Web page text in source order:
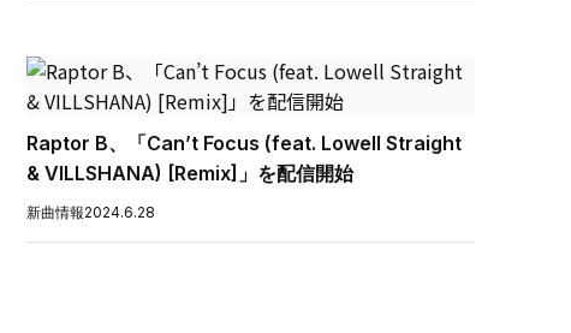
Raptor B、「Can’t Focus (feat. Lowell Straight
& VILLSHANA) [Remix]」を配信開始
新曲情報2024.6.28